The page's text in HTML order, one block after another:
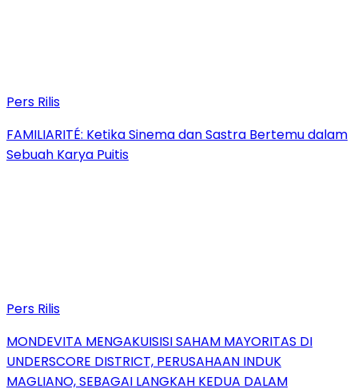
Pers Rilis
FAMILIARITÉ: Ketika Sinema dan Sastra Bertemu dalam
Sebuah Karya Puitis
Pers Rilis
MONDEVITA MENGAKUISISI SAHAM MAYORITAS DI
UNDERSCORE DISTRICT, PERUSAHAAN INDUK
MAGLIANO, SEBAGAI LANGKAH KEDUA DALAM